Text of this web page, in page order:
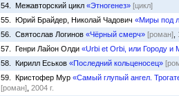
54. Межавторский цикл «Этногенез» [цикл]
55. Юрий Брайдер, Николай Чадович «Миры под
56. Святослав Логинов «Чёрный смерч» [роман]
57. Генри Лайон Олди «Urbi et Оrbi, или Городу и
58. Кирилл Еськов «Последний кольценосец»
59. Кристофер Мур «Самый глупый ангел.
[роман] 2004 г.